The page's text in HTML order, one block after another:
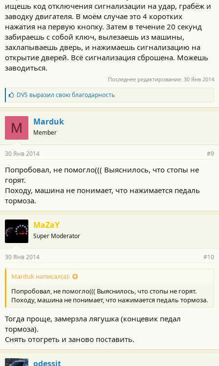
ищешь код отключения сигнализации на удар, грабёж и
заводку двигателя. В моём случае это 4 коротких
нажатия на первую кнопку. Затем в течение 20 секунд
забираешь с собой ключ, вылезаешь из машины,
захлапываешь дверь, и нажимаешь сигнализацию на
открытие дверей. Всё сигнализация сброшена. Можешь
заводиться.
Последнее редактирование: 30 Янв 2014
Б
л
а
г
о
д
а
н
с
т
и
DVS выразил свою благодарность
M Marduk
Member
30 Янв 2014 #9
Попробовал, не помогло((( Выяснилось, что стопы не
горят.
Походу, машина не понимает, что нажимается педаль
тормоза.
MaZaY
Super Moderator
30 Янв 2014 #10
Marduk написал(а):
Попробовал, не помогло((( Выяснилось, что стопы не горят.
Походу, машина не понимает, что нажимается педаль тормоза.
Тогда проще, замерзла лягушка (концевик педал
тормоза).
Снять отогреть и заново поставить.
odessit